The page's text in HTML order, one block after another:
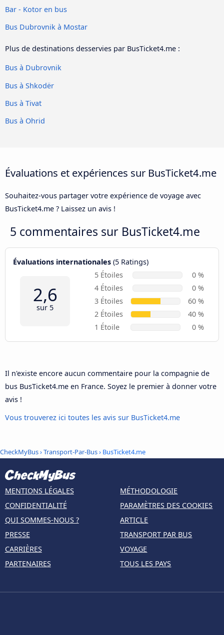
Bar - Kotor en bus
Bus Dubrovnik à Mostar
Plus de destinations desservies par BusTicket4.me :
Bus à Dubrovnik
Bus à Shkodër
Bus à Tivat
Bus à Ohrid
Évaluations et expériences sur BusTicket4.me
Souhaitez-vous partager votre expérience de voyage avec
BusTicket4.me ? Laissez un avis !
5 commentaires sur BusTicket4.me
Évaluations internationales (5 Ratings)
2,6
sur 5
5 Étoiles
0 %
4 Étoiles
0 %
3 Étoiles
60 %
2 Étoiles
40 %
1 Étoile
0 %
Il n'existe encore aucun commentaire pour la compagnie de
bus BusTicket4.me en France. Soyez le premier à donner votre
avis !
Vous trouverez ici toutes les avis sur BusTicket4.me
CheckMyBus›Transport-Par-Bus› BusTicket4.me
MENTIONS LÉGALES
CONFIDENTIALITÉ
QUI SOMMES-NOUS ?
PRESSE
CARRIÈRES
PARTENAIRES
MÉTHODOLOGIE
PARAMÈTRES DES COOKIES
ARTICLE
TRANSPORT PAR BUS
VOYAGE
TOUS LES PAYS